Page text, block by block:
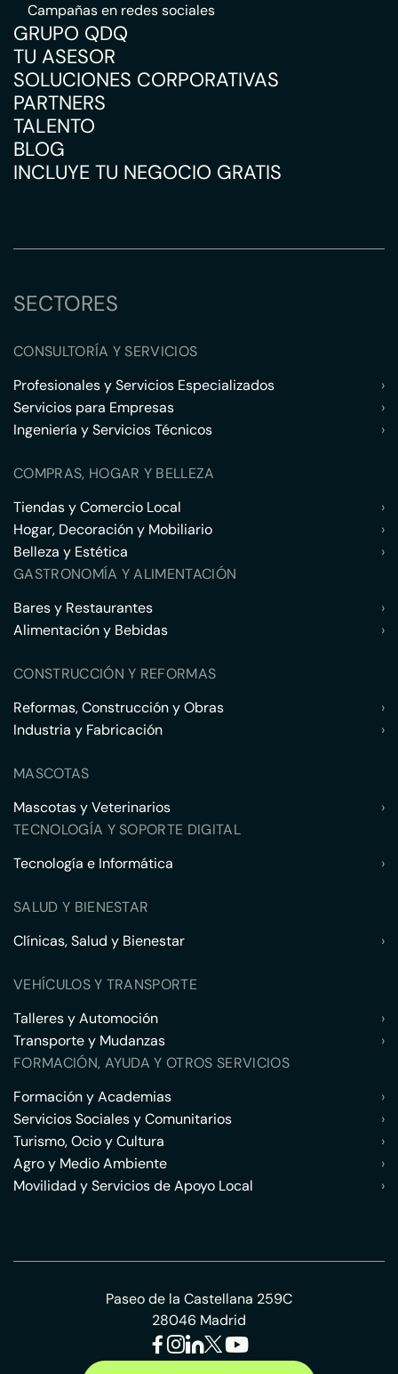
Campañas en redes sociales
GRUPO QDQ
TU ASESOR
SOLUCIONES CORPORATIVAS
PARTNERS
TALENTO
BLOG
INCLUYE TU NEGOCIO GRATIS
SECTORES
CONSULTORÍA Y SERVICIOS
Profesionales y Servicios Especializados
›
Servicios para Empresas
›
Ingeniería y Servicios Técnicos
›
COMPRAS, HOGAR Y BELLEZA
Tiendas y Comercio Local
›
Hogar, Decoración y Mobiliario
›
Belleza y Estética
›
GASTRONOMÍA Y ALIMENTACIÓN
Bares y Restaurantes
›
Alimentación y Bebidas
›
CONSTRUCCIÓN Y REFORMAS
Reformas, Construcción y Obras
›
Industria y Fabricación
›
MASCOTAS
Mascotas y Veterinarios
›
TECNOLOGÍA Y SOPORTE DIGITAL
Tecnología e Informática
›
SALUD Y BIENESTAR
Clínicas, Salud y Bienestar
›
VEHÍCULOS Y TRANSPORTE
Talleres y Automoción
›
Transporte y Mudanzas
›
FORMACIÓN, AYUDA Y OTROS SERVICIOS
Formación y Academias
›
Servicios Sociales y Comunitarios
›
Turismo, Ocio y Cultura
›
Agro y Medio Ambiente
›
Movilidad y Servicios de Apoyo Local
›
Paseo de la Castellana 259C
28046 Madrid